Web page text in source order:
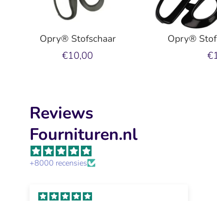
Opry® Stofschaar
€10,00
Opry®
Reviews
Fournituren.nl
+8000 recensies